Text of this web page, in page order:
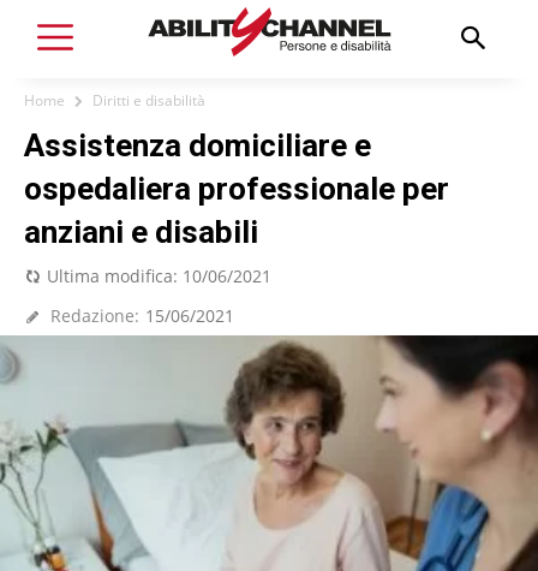
Home Diritti e disabilità
Assistenza domiciliare e
ospedaliera professionale per
anziani e disabili
Ultima modifica: 10/06/2021
Redazione: 15/06/2021